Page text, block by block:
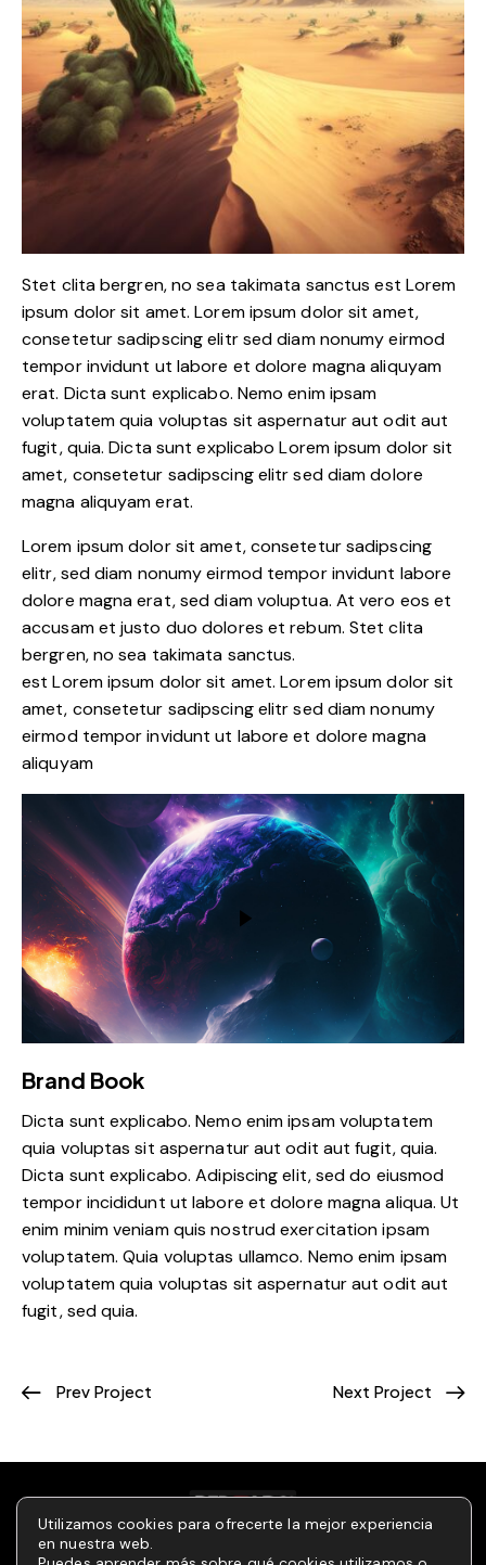
Stet clita bergren, no sea takimata sanctus est Lorem
ipsum dolor sit amet. Lorem ipsum dolor sit amet,
consetetur sadipscing elitr sed diam nonumy eirmod
tempor invidunt ut labore et dolore magna aliquyam
erat. Dicta sunt explicabo. Nemo enim ipsam
voluptatem quia voluptas sit aspernatur aut odit aut
fugit, quia. Dicta sunt explicabo Lorem ipsum dolor sit
amet, consetetur sadipscing elitr sed diam dolore
magna aliquyam erat.
Lorem ipsum dolor sit amet, consetetur sadipscing
elitr, sed diam nonumy eirmod tempor invidunt labore
dolore magna erat, sed diam voluptua. At vero eos et
accusam et justo duo dolores et rebum. Stet clita
bergren, no sea takimata sanctus.
est Lorem ipsum dolor sit amet. Lorem ipsum dolor sit
amet, consetetur sadipscing elitr sed diam nonumy
eirmod tempor invidunt ut labore et dolore magna
aliquyam
Brand Book
Dicta sunt explicabo. Nemo enim ipsam voluptatem
quia voluptas sit aspernatur aut odit aut fugit, quia.
Dicta sunt explicabo. Adipiscing elit, sed do eiusmod
tempor incididunt ut labore et dolore magna aliqua. Ut
enim minim veniam quis nostrud exercitation ipsam
voluptatem. Quia voluptas ullamco. Nemo enim ipsam
voluptatem quia voluptas sit aspernatur aut odit aut
fugit, sed quia.
Prev Project Next Project
Utilizamos cookies para ofrecerte la mejor experiencia
en nuestra web.